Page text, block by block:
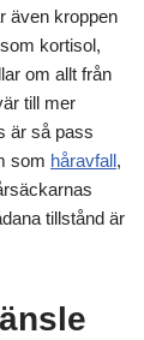
även kroppen
kortisol,
om allt från
till mer
är så pass
som håravfall,
tillstånd är